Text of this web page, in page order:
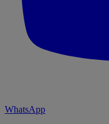
WhatsApp